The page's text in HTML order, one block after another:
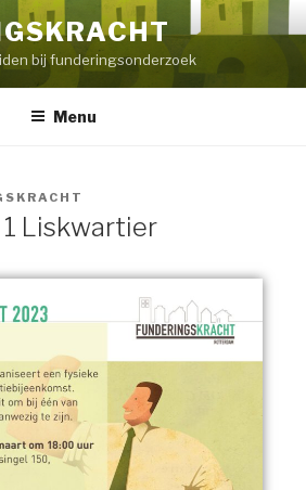
bij funderingsonderzoek
Menu
Liskwartier